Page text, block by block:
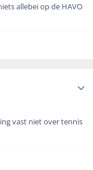
allebei op de HAVO
vast niet over tennis